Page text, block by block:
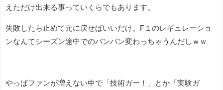
えただけ出来る事っていくらでもあります。
失敗したら止めて元に戻せばいいだけ。F１のレギュレーショ
ンなんてシーズン途中でのバンバン変わっちゃうんだしｗｗ
やっぱファンが増えない中で「技術ガー！」とか「実験ガ